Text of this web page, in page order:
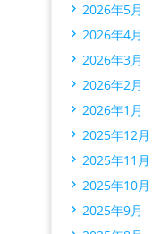
2026年5月
2026年4月
2026年3月
2026年2月
2026年1月
2025年12月
2025年11月
2025年10月
2025年9月